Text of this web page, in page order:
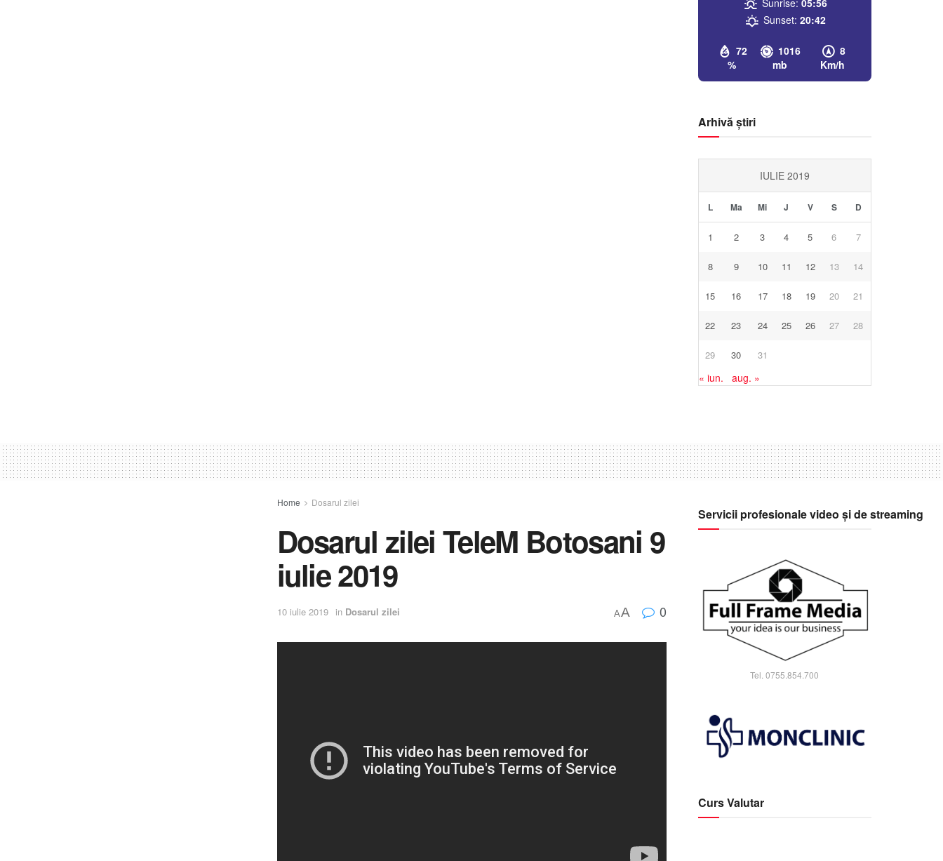
72
%
1016
mb
8
Km/h
Sunset: 20:42
Arhivă știri
IULIE 2019
L Ma Mi J V S D
1 2 3 4 5 6 7
8 9 10 11 12 13 14
15 16 17 18 19 20 21
22 23 24 25 26 27 28
29 30 31
« iun. aug. »
Home Dosarul zilei
Dosarul zilei TeleM Botosani 9
iulie 2019
10 iulie 2019 in Dosarul zilei AA 0
Servicii profesionale video și de streaming
Tel. 0755.854.700
Curs Valutar